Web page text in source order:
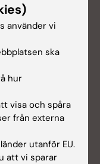
barnen var 2
och
(1994-
använder vi
ska
hur
visa och spåra
från externa
utanför EU.
att vi sparar